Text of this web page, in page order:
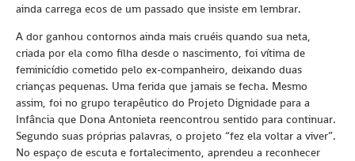
ainda carrega ecos de um passado que insiste em lembrar.
A dor ganhou contornos ainda mais cruéis quando sua neta,
criada por ela como filha desde o nascimento, foi vítima de
feminicídio cometido pelo ex-companheiro, deixando duas
crianças pequenas. Uma ferida que jamais se fecha. Mesmo
assim, foi no grupo terapêutico do Projeto Dignidade para a
Infância que Dona Antonieta reencontrou sentido para continuar.
Segundo suas próprias palavras, o projeto “fez ela voltar a viver”.
No espaço de escuta e fortalecimento, aprendeu a reconhecer